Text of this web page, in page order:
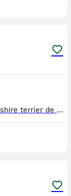
Disponible 1 machos y 2 hembra de yorkshire terrier de excelente linea, muy buena calidad, están listos para la entrega, hay disponibilidad de envío, se entregan con su vacuna y cartilla, más información al privado!!